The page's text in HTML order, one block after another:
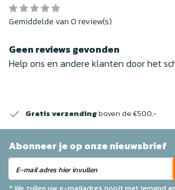
Gemiddelde van 0 review(s)
Geen reviews gevonden
Help ons en andere klanten door het
Gratis verzendingboven de €500,-
Abonneer je op onze nieuwsbrief